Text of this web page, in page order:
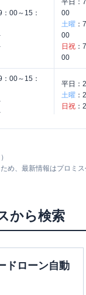
：00～15：
平日：
00
土曜 ：
00
日祝 ：
00
：00～15：
平日：
土曜 ：
日祝 ：
00
め、最新情報はプロミ
から検索
ドローン自動